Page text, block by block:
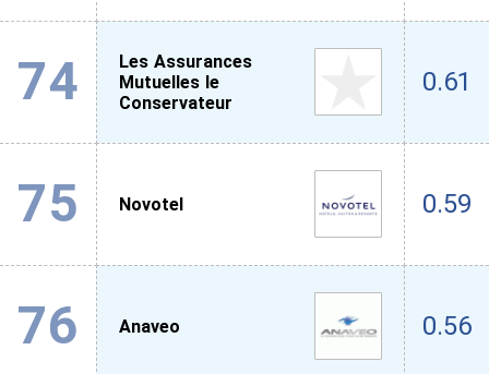
74
Les Assurances
Mutuelles le
Conservateur
0.61
75 Novotel 0.59
76 Anaveo 0.56